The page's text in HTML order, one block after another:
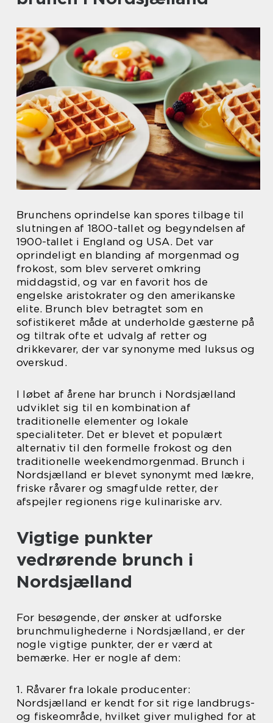
Brunchens oprindelse kan spores tilbage til
slutningen af 1800-tallet og begyndelsen af
1900-tallet i England og USA. Det var
oprindeligt en blanding af morgenmad og
frokost, som blev serveret omkring
middagstid, og var en favorit hos de
engelske aristokrater og den amerikanske
elite. Brunch blev betragtet som en
sofistikeret måde at underholde gæsterne på
og tiltrak ofte et udvalg af retter og
drikkevarer, der var synonyme med luksus og
overskud.
I løbet af årene har brunch i Nordsjælland
udviklet sig til en kombination af
traditionelle elementer og lokale
specialiteter. Det er blevet et populært
alternativ til den formelle frokost og den
traditionelle weekendmorgenmad. Brunch i
Nordsjælland er blevet synonymt med lækre,
friske råvarer og smagfulde retter, der
afspejler regionens rige kulinariske arv.
Vigtige punkter
vedrørende brunch i
Nordsjælland
For besøgende, der ønsker at udforske
brunchmulighederne i Nordsjælland, er der
nogle vigtige punkter, der er værd at
bemærke. Her er nogle af dem:
1. Råvarer fra lokale producenter:
Nordsjælland er kendt for sit rige landbrugs-
og fiskeområde, hvilket giver mulighed for at